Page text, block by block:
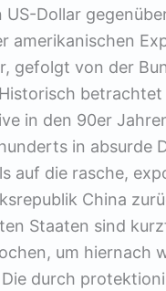
Dollar
amerikanischen
gefolgt von der
in den 90er
in absurde
auf die rasche,
China
Staaten sind
um hiernach
durch